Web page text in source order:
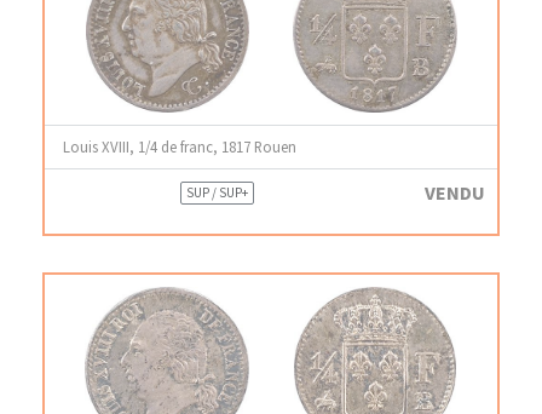
Louis XVIII, 1/4 de franc, 1817 Rouen
SUP / SUP+ VENDU